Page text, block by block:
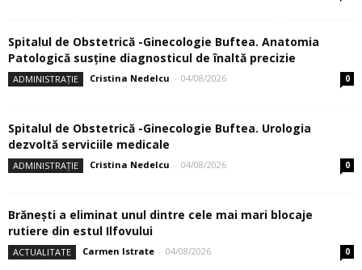
Spitalul de Obstetrică -Ginecologie Buftea. Anatomia
Patologică susţine diagnosticul de înaltă precizie
ADMINISTRAȚIE Cristina Nedelcu - 04/08/2026 0
Spitalul de Obstetrică -Ginecologie Buftea. Urologia
dezvoltă serviciile medicale
ADMINISTRAȚIE Cristina Nedelcu - 04/08/2026 0
Brănești a eliminat unul dintre cele mai mari blocaje
rutiere din estul Ilfovului
ACTUALITATE Carmen Istrate - 04/08/2026 0